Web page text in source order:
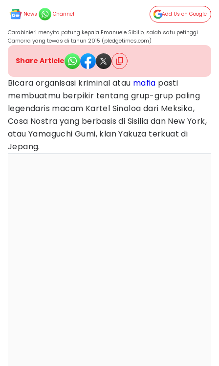
News Channel Add Us on Google
Carabinieri menyita patung kepala Emanuele Sibillo, salah satu petinggi
Camorra yang tewas di tahun 2015 (pledgetimes.com)
Share Article
Bicara organisasi kriminal atau mafia pasti
membuatmu berpikir tentang grup-grup paling
legendaris macam Kartel Sinaloa dari Meksiko,
Cosa Nostra yang berbasis di Sisilia dan New York,
atau Yamaguchi Gumi, klan Yakuza terkuat di
Jepang.